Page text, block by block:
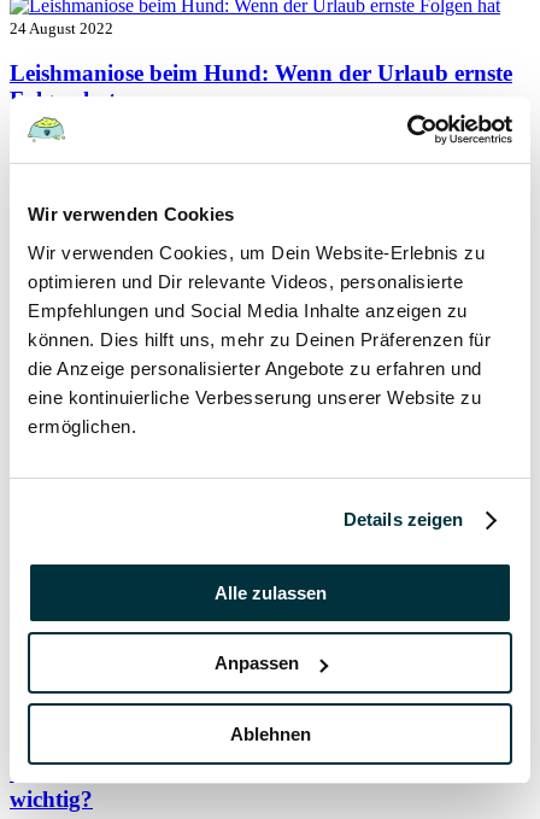
Wir verwenden Cookies
Wir verwenden Cookies, um Dein Website-Erlebnis zu
optimieren und Dir relevante Videos, personalisierte
Empfehlungen und Social Media Inhalte anzeigen zu
können. Dies hilft uns, mehr zu Deinen Präferenzen für
die Anzeige personalisierter Angebote zu erfahren und
eine kontinuierliche Verbesserung unserer Website zu
ermöglichen.
Details zeigen
Alle zulassen
Anpassen
Ablehnen
24 August 2022
Leishmaniose beim Hund: Wenn der Urlaub ernste
Folgen hat
Hunde
Hundefutter und Wasser im Urlaub: Worauf sollte
besonders geachtet werden?
Hunde
15 August 2022
Vitamin B für den Hund: Für was ist es wichtig?
Taurin für Hunde: Was ist das und warum ist es
wichtig?